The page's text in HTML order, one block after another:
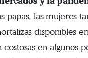
papas, las mujeres
disponibles
costosas en